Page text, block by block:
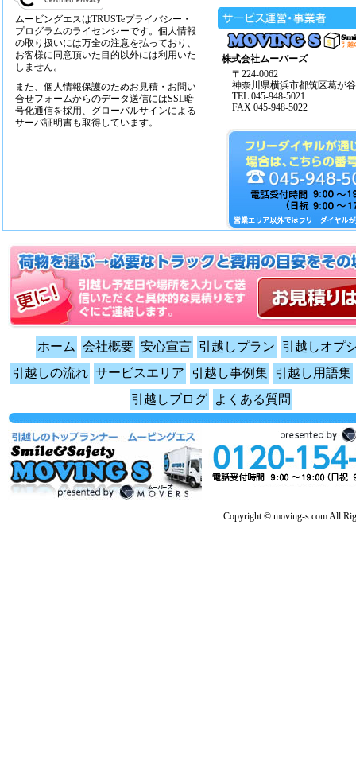
ムービングエスはTRUSTeプライバシー・
プログラムのライセンシーです。個人情報
の取り扱いには万全の注意を払っており、
お客様に同意頂いた目的以外には利用いた
しません。
また、個人情報保護のためお見積・お問い
合せフォームからのデータ送信にはSSL暗
号化通信を採用、グローバルサインによる
サーバ証明書も取得しています。
株式会社ムーバーズ
〒224-0062
神奈川県横浜市都筑区葛が
TEL 045-948-5021
FAX 045-948-5022
ホーム 会社概要 安心宣言 引越しプラン
引越しオプ
引越しの流れ サービスエリア 引越し事例集 引越し用語集
引越しブログ
よくある質問
Copyright © moving-s.com All